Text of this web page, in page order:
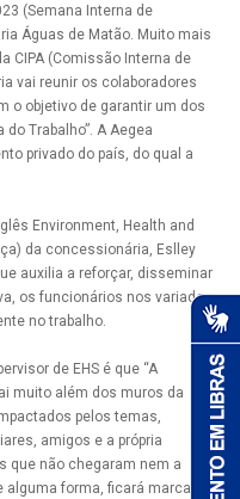
(Semana Interna de
Águas de Matão. Muito mais
CIPA (Comissão Interna de
vai reunir os colaboradores
o objetivo de garantir um dos
Trabalho”. A Aegea
privado do país, do qual a
Environment, Health and
da concessionária, Eslley
auxilia a reforçar, disseminar
os funcionários nos variados
no trabalho.
de EHS é que “A
muito além dos muros da
pelos temas,
amigos e a própria
que não chegaram nem a
forma, ficará marcada